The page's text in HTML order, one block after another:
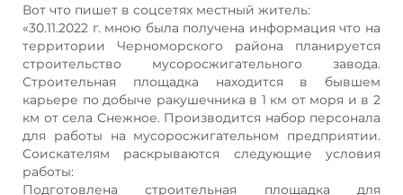
Вот что пишет в соцсетях местный житель:
«30.11.2022 г. мною была получена информация что на
территории Черноморского района планируется
строительство мусоросжигательного завода.
Строительная площадка находится в бывшем
карьере по добыче ракушечника в 1 км от моря и в 2
км от села Снежное. Производится набор персонала
для работы на мусоросжигательном предприятии.
Соискателям раскрываются следующие условия
работы:
Подготовлена строительная площадка для